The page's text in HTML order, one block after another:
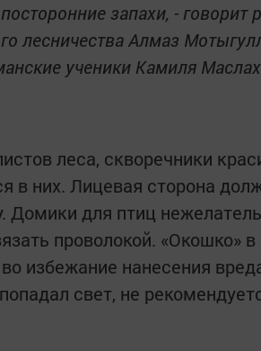
запахи, - говорит
лесничества Алмаз
ученики Камиля
леса, скворечники
в них. Лицевая сторона
Домики для птиц
проволокой. «Окошко»
избежание нанесения
свет, не